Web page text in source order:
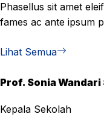
Phasellus sit amet
fames ac ante ipsum
Lihat Semua
Prof. Sonia Wandari
Kepala Sekolah